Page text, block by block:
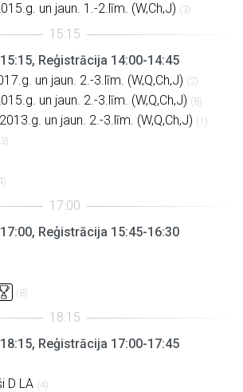
un jaun. 1.-2.līm. (W,Ch,J) (3)
Reģistrācija 14:00-14:45
un jaun. 2.-3.līm. (W,Q,Ch,J) (2)
un jaun. 2.-3.līm. (W,Q,Ch,J) (8)
un jaun. 2.-3.līm. (W,Q,Ch,J) (1)
Reģistrācija 15:45-16:30
(8)
Reģistrācija 17:00-17:45
D LA (4)